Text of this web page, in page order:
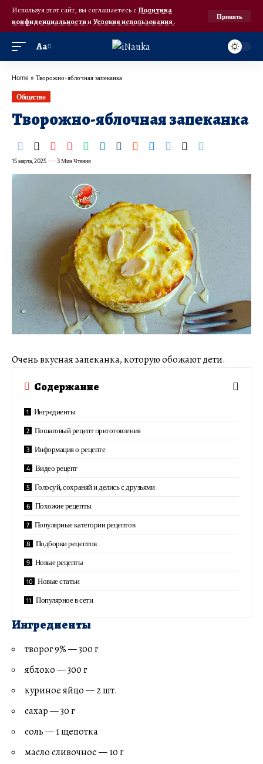
Используя этот сайт, вы соглашаетесь с Политика
конфиденциальностииУсловия использования.
Принять
Аа
Home » Творожно-яблочная запеканка
Общество
Творожно-яблочная запеканка
15 марта, 2025 3 Мин Чтения
Очень вкусная запеканка, которую обожают дети.
Содержание
Ингредиенты
Пошаговый рецепт приготовления
Информация о рецепте
Видео рецепт
Голосуй, сохраняй и делись с друзьями
Похожие рецепты
Популярные категории рецептов
Подборки рецептов
Новые рецепты
Новые статьи
Популярное в сети
Ингредиенты
творог 9% — 300 г
яблоко — 300 г
куриное яйцо — 2 шт.
сахар — 30 г
соль — 1 щепотка
масло сливочное — 10 г